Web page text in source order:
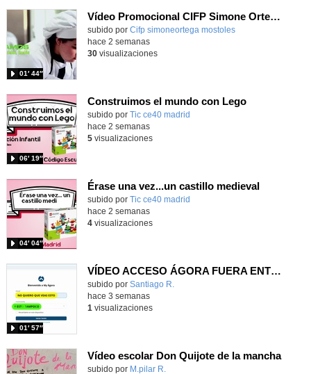
Vídeo Promocional CIFP Simone Ortega
Contenido educativo.
subido por Cifp simoneortega mostoles
01′ 44″
-
hace 2 semanas
30visualizaciones
Construimos el mundo con Lego
subido por Tic ce40 madrid
06′ 19″
hace 2 semanas
5visualizaciones
Érase una vez...un castillo medieval
subido por Tic ce40 madrid
04′ 04″
hace 2 semanas
4visualizaciones
VÍDEO ACCESO ÁGORA FUERA ENTORNO ESCUELA
Contenido educativo.
subido por Santiago R.
01′ 57″
hace 3 semanas
1 visualizaciones
Vídeo escolar Don Quijote de la mancha
Contenido educativo.
subido por M.pilar R.